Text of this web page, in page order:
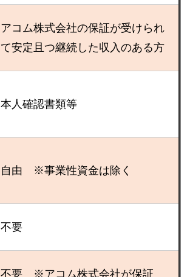
アコム株式会社の保証が受けられ
て安定且つ継続した収入のある方
本人確認書類等
自由 ※事業性資金は除く
不要
不要 ※アコム株式会社が保証